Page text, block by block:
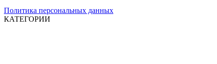
Политика персональных данных
КАТЕГОРИИ